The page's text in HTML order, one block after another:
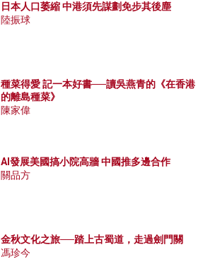
日本人口萎縮 中港須先謀劃免步其後塵
陸振球
種菜得愛 記一本好書──讀吳燕青的《在香港
的離島種菜》
陳家偉
AI發展美國搞小院高牆 中國推多邊合作
關品方
金秋文化之旅──踏上古蜀道，走過劍門關
馮珍今